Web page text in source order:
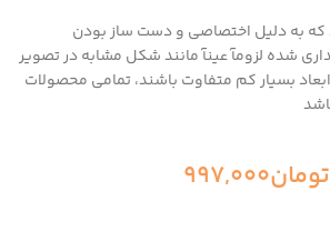
که به دلیل اختصاصی و دست ساز بودن
شده لزومآ عینآ مانند شکل مشابه در تصویر
بسیار کم متفاوت باشند، تمامی محصولات
تومان997,000